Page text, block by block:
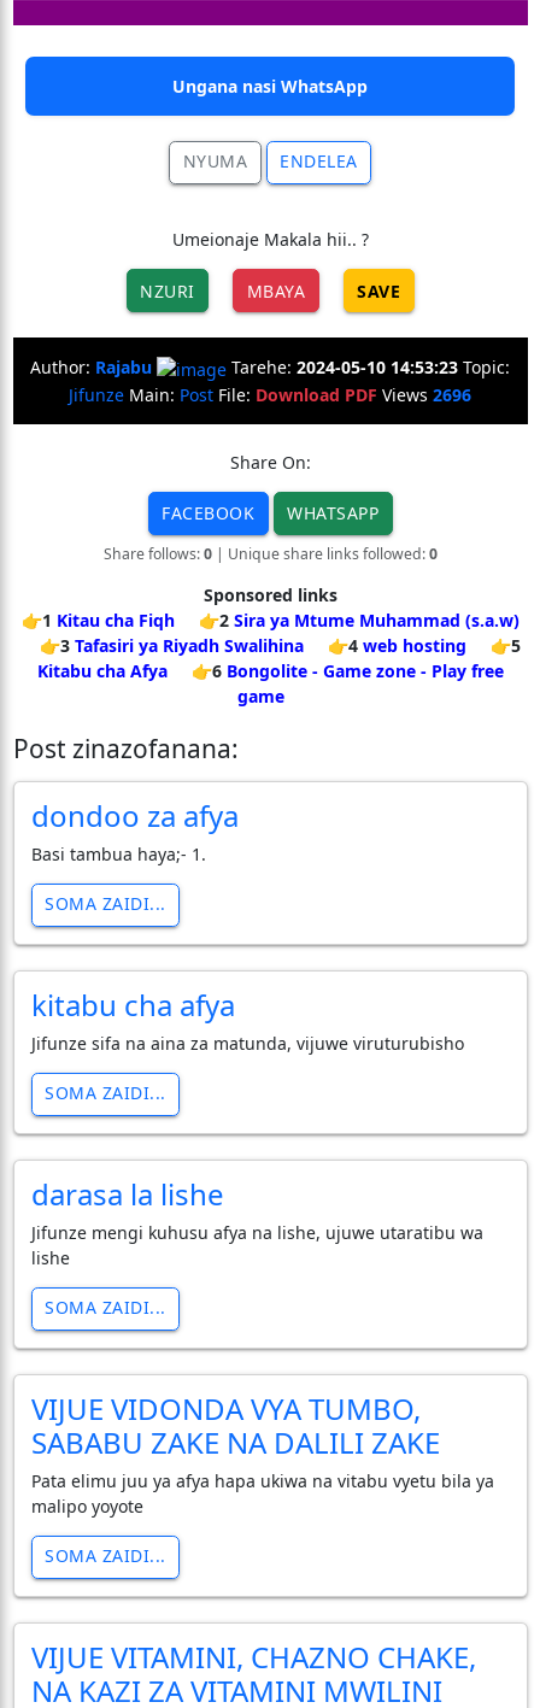
Ungana nasi WhatsApp
NYUMA ENDELEA
Umeionaje Makala hii.. ?
NZURI MBAYA SAVE
Author: Rajabu Tarehe: 2024-05-10 14:53:23 Topic:
Jifunze Main: Post File: Download PDF Views 2696
Share On:
FACEBOOK WHATSAPP
Share follows:0| Unique share links followed:0
Sponsored links
👉1 Kitau cha Fiqh 👉2 Sira ya Mtume Muhammad (s.a.w)
👉3 Tafasiri ya Riyadh Swalihina 👉4 web hosting
👉5
Kitabu cha Afya
👉6 Bongolite - Game zone - Play free
game
Post zinazofanana:
dondoo za afya
Basi tambua haya;- 1.
SOMA ZAIDI...
kitabu cha afya
Jifunze sifa na aina za matunda, vijuwe viruturubisho
SOMA ZAIDI...
darasa la lishe
Jifunze mengi kuhusu afya na lishe, ujuwe utaratibu wa
lishe
SOMA ZAIDI...
VIJUE VIDONDA VYA TUMBO,
SABABU ZAKE NA DALILI ZAKE
Pata elimu juu ya afya hapa ukiwa na vitabu vyetu bila ya
malipo yoyote
SOMA ZAIDI...
VIJUE VITAMINI, CHAZNO CHAKE,
NA KAZI ZA VITAMINI MWILINI